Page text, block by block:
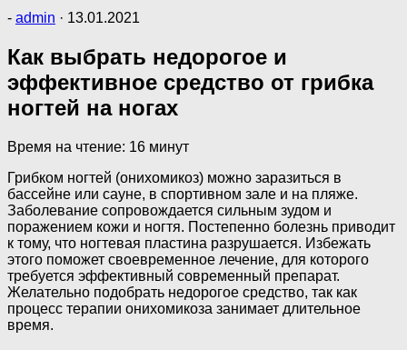
- admin · 13.01.2021
Как выбрать недорогое и
эффективное средство от грибка
ногтей на ногах
Время на чтение: 16 минут
Грибком ногтей (онихомикоз) можно заразиться в
бассейне или сауне, в спортивном зале и на пляже.
Заболевание сопровождается сильным зудом и
поражением кожи и ногтя. Постепенно болезнь приводит
к тому, что ногтевая пластина разрушается. Избежать
этого поможет своевременное лечение, для которого
требуется эффективный современный препарат.
Желательно подобрать недорогое средство, так как
процесс терапии онихомикоза занимает длительное
время.